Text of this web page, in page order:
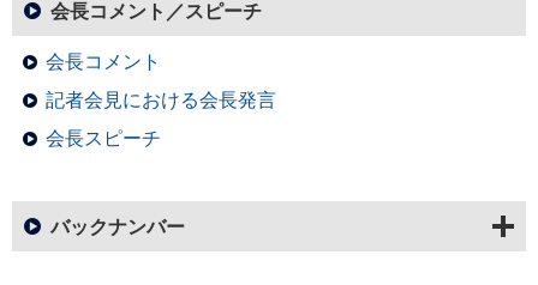
会長コメント／スピーチ
会長コメント
記者会見における会長発言
会長スピーチ
バックナンバー